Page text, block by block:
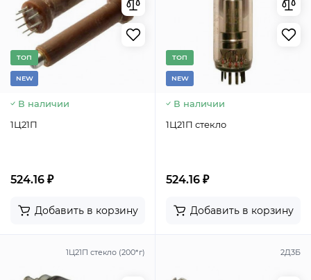
TОП
NEW
В наличии
1Ц21П
524.16 ₽
Добавить в корзину
TОП
NEW
В наличии
1Ц21П стекло
524.16 ₽
Добавить в корзину
1Ц21П стекло (200*г) 2Д3Б